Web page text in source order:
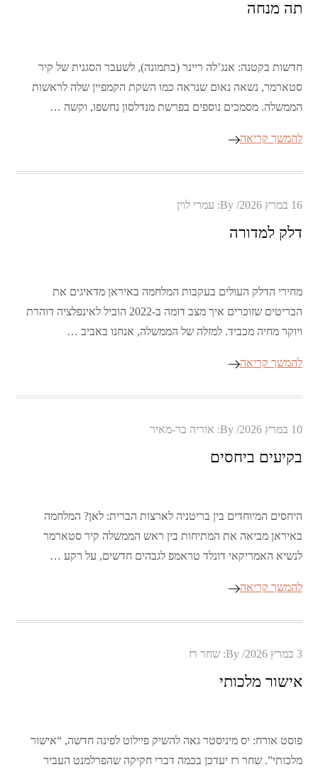
תה מנחה
חדשות בקטנה: אנג’לה ריינר (בתמונה), לשעבר הסגנית של קיר
סטארמר, נשאה נאום שנראה כמו השקת הקמפיין שלה לראשות
הממשלה. מסמכים נוספים בפרשת מנדלסון נחשפו, וקשה …
להמשך קריאה
Posted
16 במרץ 2026 By: עמרי לוין
דלק למדורה
מחירי הדלק העולים בעקבות המלחמה באיראן מדאיגים את
הבריטים שזוכרים איך מצב דומה ב-2022 הוביל לאינפלציה דוהרת
ויוקר מחיה מכביד. למזלה של הממשלה, אנחנו באביב …
להמשך קריאה
Posted
10 במרץ 2026 By: אוריה בר-מאיר
בקיעים ביחסים
היחסים המיוחדים בין בריטניה לארצות הברית: לאן? המלחמה
באיראן מביאה את המתיחות בין ראש הממשלה קיר סטארמר
לנשיא האמריקאי דונלד טראמפ לגבהים חדשים, על רקע …
להמשך קריאה
Posted
3 במרץ 2026 By: שחר רז
אישור מלכותי
פוסט אורח: יס מיניסטר גאה להשיק פיילוט לפינה חדשה, “אישור
מלכותי”. שחר רז יעדכן בכמה דברי חקיקה שהפרלמנט העביר